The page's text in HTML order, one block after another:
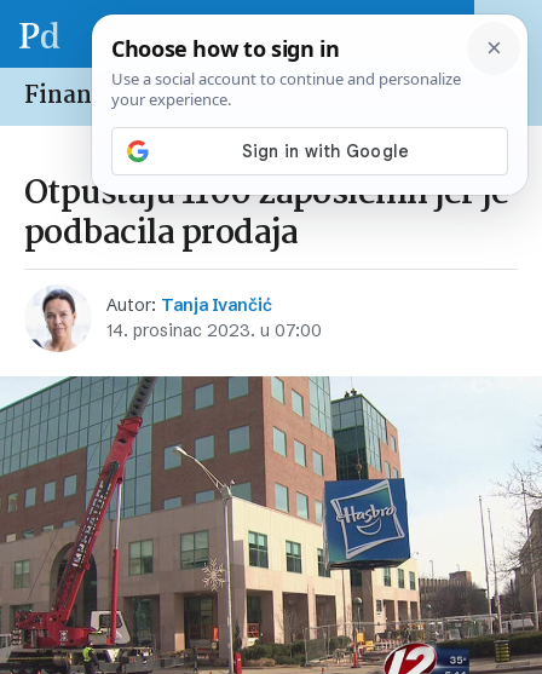
Financije /Tržišta
Otpuštaju 1100 zaposlenih jer je
podbacila prodaja
Autor: Tanja Ivančić
14. prosinac 2023. u 07:00